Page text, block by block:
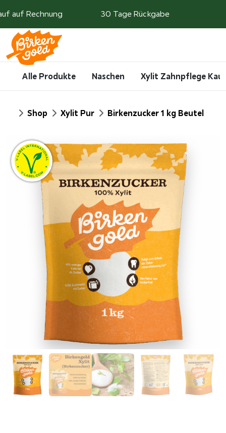
auf Rechnung 30 Tage Rückgabe
Alle Produkte Naschen Xylit Zahnpflege
StartShop Xylit Pur Birkenzucker 1 kg Beutel